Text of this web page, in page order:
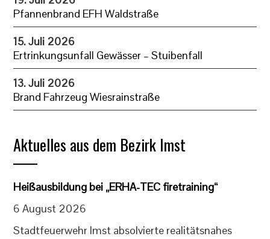
Pfannenbrand EFH Waldstraße
15. Juli 2026
Ertrinkungsunfall Gewässer – Stuibenfall
13. Juli 2026
Brand Fahrzeug Wiesrainstraße
Aktuelles aus dem Bezirk Imst
Heißausbildung bei „ERHA-TEC firetraining“
6 August 2026
Stadtfeuerwehr Imst absolvierte realitätsnahes